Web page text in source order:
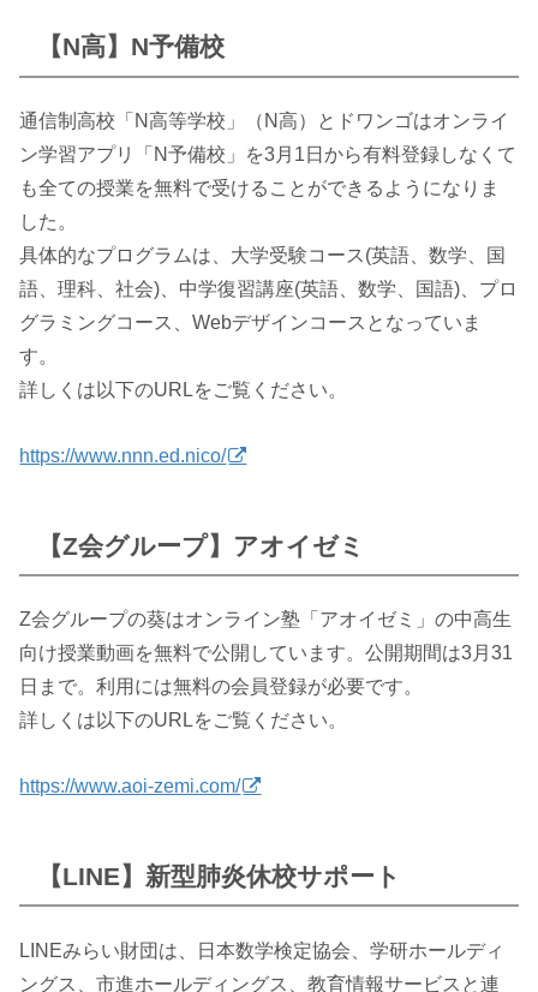
【N高】N予備校
通信制高校「N高等学校」（N高）とドワンゴはオンライ
ン学習アプリ「N予備校」を3月1日から有料登録しなくて
も全ての授業を無料で受けることができるようになりま
した。
具体的なプログラムは、大学受験コース(英語、数学、国
語、理科、社会)、中学復習講座(英語、数学、国語)、プロ
グラミングコース、Webデザインコースとなっていま
す。
詳しくは以下のURLをご覧ください。
https://www.nnn.ed.nico/
【Z会グループ】アオイゼミ
Z会グループの葵はオンライン塾「アオイゼミ」の中高生
向け授業動画を無料で公開しています。公開期間は3月31
日まで。利用には無料の会員登録が必要です。
詳しくは以下のURLをご覧ください。
https://www.aoi-zemi.com/
【LINE】新型肺炎休校サポート
LINEみらい財団は、日本数学検定協会、学研ホールディ
ングス、市進ホールディングス、教育情報サービスと連